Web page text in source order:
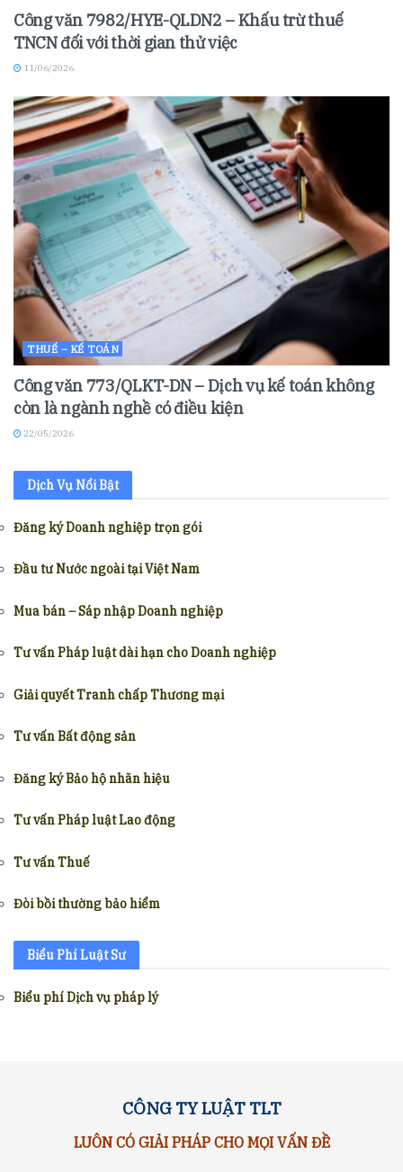
Công văn 7982/HYE-QLDN2 – Khấu trừ thuế
TNCN đối với thời gian thử việc
11/06/2026
THUẾ – KẾ TOÁN
Công văn 773/QLKT-DN – Dịch vụ kế toán không
còn là ngành nghề có điều kiện
22/05/2026
Dịch Vụ Nổi Bật
Đăng ký Doanh nghiệp trọn gói
Đầu tư Nước ngoài tại Việt Nam
Mua bán – Sáp nhập Doanh nghiệp
Tư vấn Pháp luật dài hạn cho Doanh nghiệp
Giải quyết Tranh chấp Thương mại
Tư vấn Bất động sản
Đăng ký Bảo hộ nhãn hiệu
Tư vấn Pháp luật Lao động
Tư vấn Thuế
Đòi bồi thường bảo hiểm
Biểu Phí Luật Sư
Biểu phí Dịch vụ pháp lý
CÔNG TY LUẬT TLT
LUÔN CÓ GIẢI PHÁP CHO MỌI VẤN ĐỀ